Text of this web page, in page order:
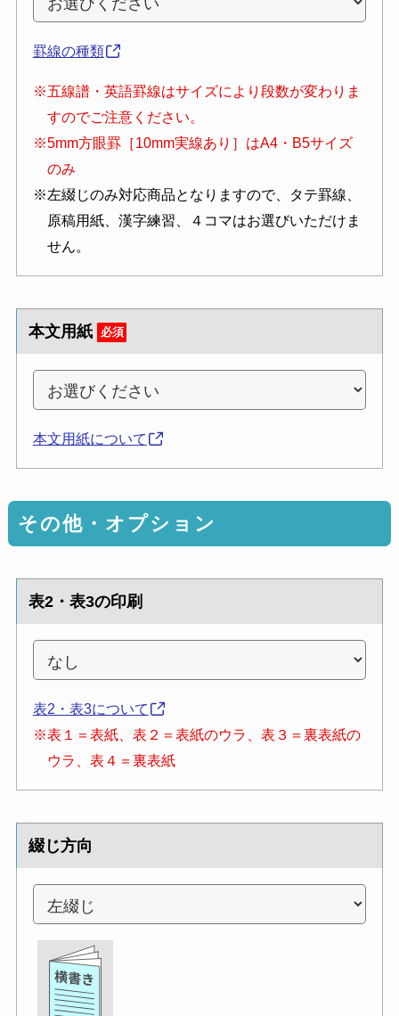
罫線の種類
※五線譜・英語罫線はサイズにより段数が変わりま
すのでご注意ください。
※5mm方眼罫［10mm実線あり］はA4・B5サイズ
のみ
※左綴じのみ対応商品となりますので、タテ罫線、
原稿用紙、漢字練習、４コマはお選びいただけま
せん。
本文用紙 必須
本文用紙について
その他・オプション
表2・表3の印刷
表2・表3について
※表１＝表紙、表２＝表紙のウラ、表３＝裏表紙の
ウラ、表４＝裏表紙
綴じ方向